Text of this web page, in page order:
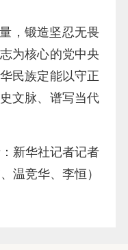
，锻造坚忍无畏
为核心的党中央
民族定能以守正
文脉、谱写当代
新华社记者记者
温竞华、李恒）